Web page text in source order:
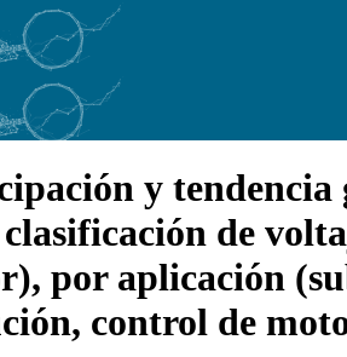
y
de
por aplicación
control de